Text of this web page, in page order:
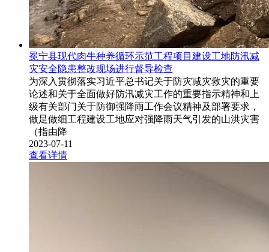
冕宁县现代肉牛种养循环示范工程项目建设工地防汛减
灾安全隐患整改现场进行督导检查
为深入贯彻落实习近平总书记关于防灾减灾救灾的重要
论述和关于全面做好防汛减灾工作的重要指示精神和上
级有关部门关于防御强降雨工作会议精神及部署要求，
做足做细工程建设工地应对强降雨天气引发的山洪灾害
（指由降
2023-07-11
查看详情